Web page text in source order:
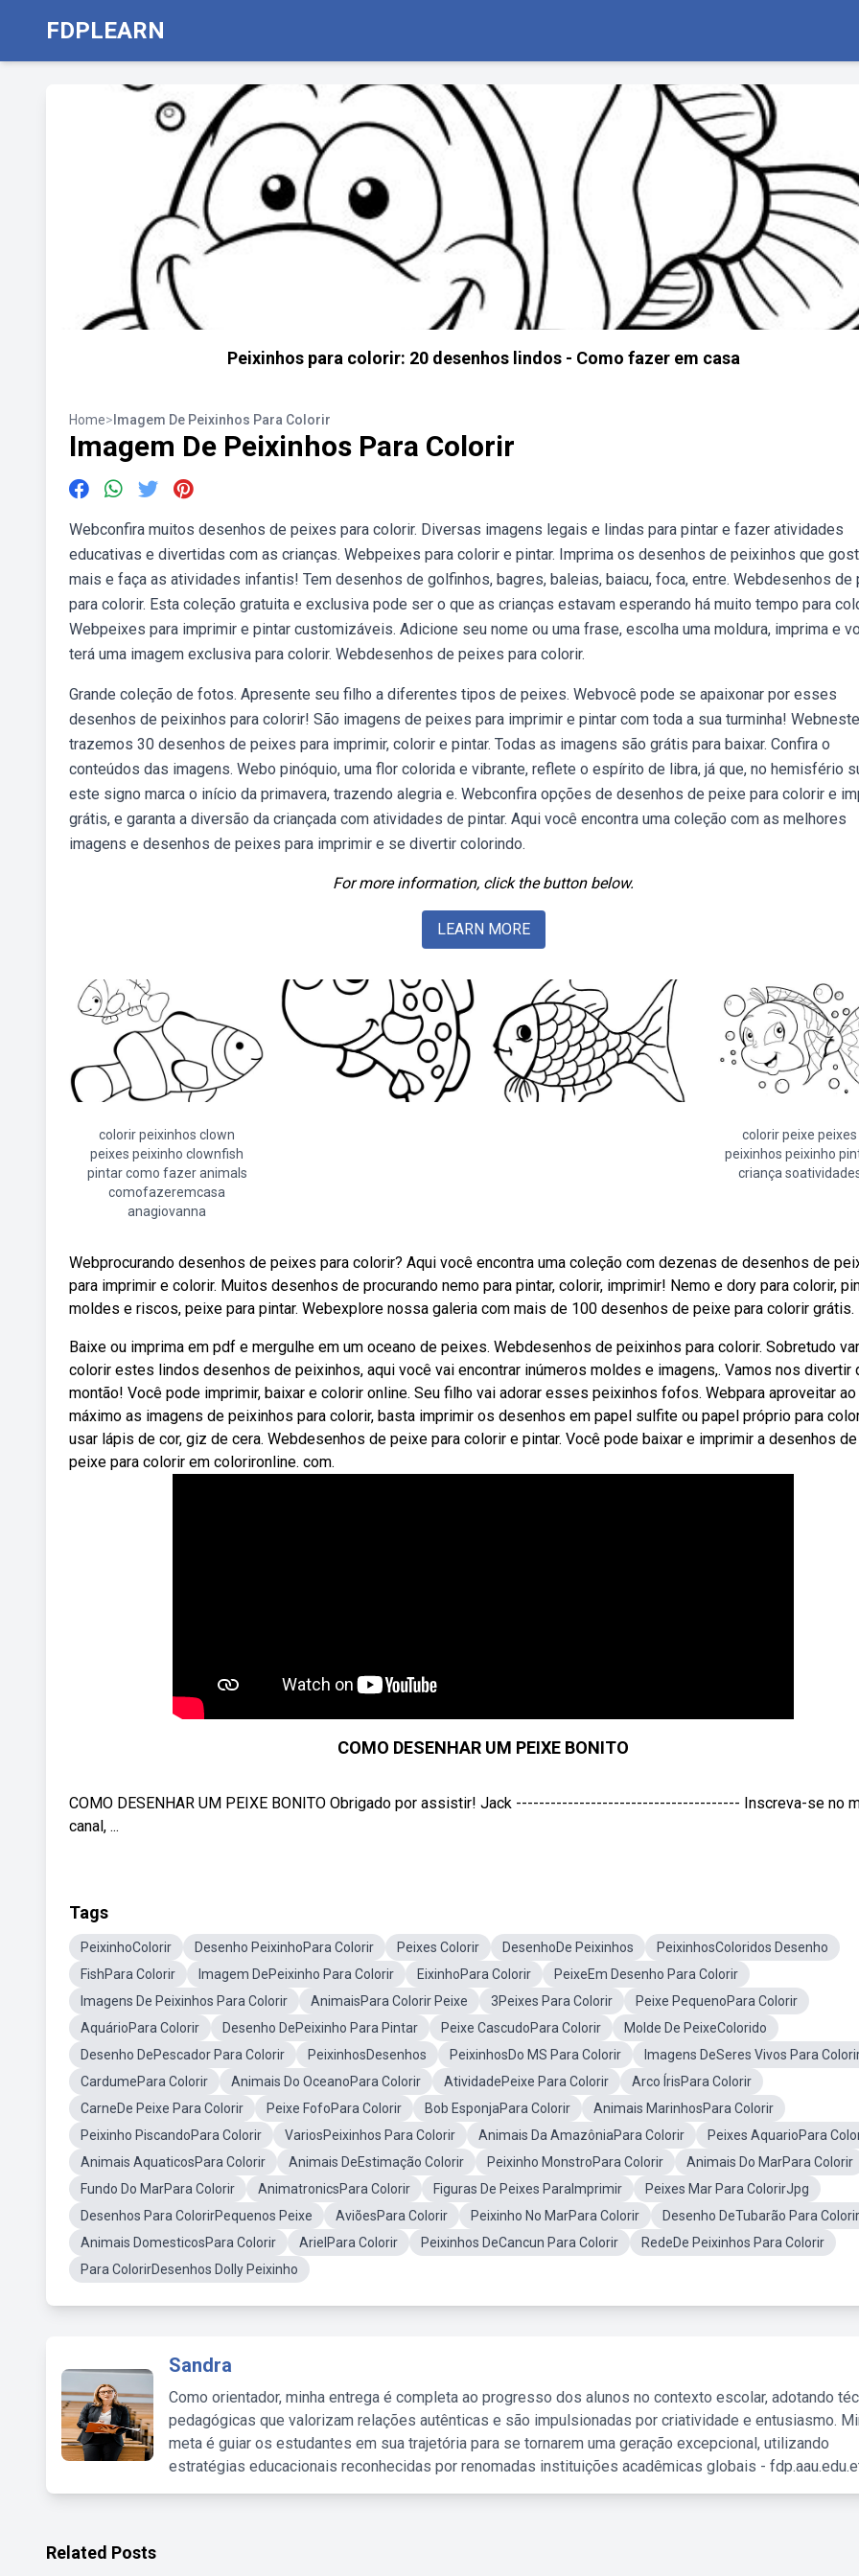
FDPLEARN
Peixinhos para colorir: 20 desenhos lindos - Como fazer em casa
Home> Imagem De Peixinhos Para Colorir
Imagem De Peixinhos Para Colorir
Webconfira muitos desenhos de peixes para colorir. Diversas imagens legais e lindas para pintar e fazer atividades
educativas e divertidas com as crianças. Webpeixes para colorir e pintar. Imprima os desenhos de peixinhos que
mais e faça as atividades infantis! Tem desenhos de golfinhos, bagres, baleias, baiacu, foca, entre. Webdesenhos de
para colorir. Esta coleção gratuita e exclusiva pode ser o que as crianças estavam esperando há muito tempo para
Webpeixes para imprimir e pintar customizáveis. Adicione seu nome ou uma frase, escolha uma moldura, imprima e
terá uma imagem exclusiva para colorir. Webdesenhos de peixes para colorir.
Grande coleção de fotos. Apresente seu filho a diferentes tipos de peixes. Webvocê pode se apaixonar por esses
desenhos de peixinhos para colorir! São imagens de peixes para imprimir e pintar com toda a sua turminha!
trazemos 30 desenhos de peixes para imprimir, colorir e pintar. Todas as imagens são grátis para baixar. Confira o
conteúdos das imagens. Webo pinóquio, uma flor colorida e vibrante, reflete o espírito de libra, já que, no hemisfério
este signo marca o início da primavera, trazendo alegria e. Webconfira opções de desenhos de peixe para colorir e
grátis, e garanta a diversão da criançada com atividades de pintar. Aqui você encontra uma coleção com as melhores
imagens e desenhos de peixes para imprimir e se divertir colorindo.
For more information, click the button below.
LEARN MORE
colorir peixinhos clown
peixes peixinho clownfish
pintar como fazer animals
comofazeremcasa
anagiovanna
colorir peixe peixes
peixinhos peixinho
criança
Webprocurando desenhos de peixes para colorir? Aqui você encontra uma coleção com dezenas de desenhos de
para imprimir e colorir. Muitos desenhos de procurando nemo para pintar, colorir, imprimir! Nemo e dory para colorir,
moldes e riscos, peixe para pintar. Webexplore nossa galeria com mais de 100 desenhos de peixe para colorir grátis.
Baixe ou imprima em pdf e mergulhe em um oceano de peixes. Webdesenhos de peixinhos para colorir. Sobretudo
colorir estes lindos desenhos de peixinhos, aqui você vai encontrar inúmeros moldes e imagens,. Vamos nos divertir
montão! Você pode imprimir, baixar e colorir online. Seu filho vai adorar esses peixinhos fofos. Webpara aproveitar ao
máximo as imagens de peixinhos para colorir, basta imprimir os desenhos em papel sulfite ou papel próprio para
usar lápis de cor, giz de cera. Webdesenhos de peixe para colorir e pintar. Você pode baixar e imprimir a desenhos de
peixe para colorir em colorironline. com.
COMO DESENHAR UM PEIXE BONITO
COMO DESENHAR UM PEIXE BONITO Obrigado por assistir! Jack --------------------------------------- Inscreva-se no
canal, ...
Tags
PeixinhoColorir Desenho PeixinhoPara Colorir Peixes Colorir DesenhoDe Peixinhos
PeixinhosColoridos Desenho
FishPara Colorir
Imagem DePeixinho Para Colorir EixinhoPara Colorir
PeixeEm Desenho Para Colorir
Imagens De Peixinhos Para Colorir
AnimaisPara Colorir Peixe 3Peixes Para Colorir
Peixe PequenoPara Colorir
AquárioPara Colorir
Desenho DePeixinho Para Pintar Peixe CascudoPara Colorir
Molde De PeixeColorido
Desenho DePescador Para Colorir
PeixinhosDesenhos PeixinhosDo MS Para Colorir
Imagens DeSeres Vivos Para
CardumePara Colorir
Animais Do OceanoPara Colorir AtividadePeixe Para Colorir
Arco ÍrisPara Colorir
CarneDe Peixe Para Colorir
Peixe FofoPara Colorir Bob EsponjaPara Colorir
Animais MarinhosPara Colorir
Peixinho PiscandoPara Colorir
VariosPeixinhos Para Colorir Animais Da AmazôniaPara Colorir
Peixes AquarioPara
Animais AquaticosPara Colorir
Animais DeEstimação Colorir Peixinho MonstroPara Colorir
Animais Do MarPara Colorir
Fundo Do MarPara Colorir
AnimatronicsPara Colorir Figuras De Peixes ParaImprimir
Peixes Mar Para ColorirJpg
Desenhos Para ColorirPequenos Peixe
AviõesPara Colorir Peixinho No MarPara Colorir
Desenho DeTubarão Para Colorir
Animais DomesticosPara Colorir
ArielPara Colorir Peixinhos DeCancun Para Colorir
RedeDe Peixinhos Para Colorir
Para ColorirDesenhos Dolly Peixinho
Sandra
Como orientador, minha entrega é completa ao progresso dos alunos no contexto escolar, adotando
pedagógicas que valorizam relações autênticas e são impulsionadas por criatividade e entusiasmo.
meta é guiar os estudantes em sua trajetória para se tornarem uma geração excepcional, utilizando
estratégias educacionais reconhecidas por renomadas instituições acadêmicas globais -
Related Posts